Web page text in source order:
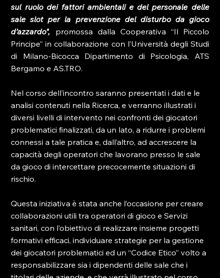
sul ruolo dei fattori ambientali e del personale delle
sale slot per la prevenzione del disturbo da gioco
d’azzardo", promossa dalla Cooperativa “Il Piccolo
Principe” in collaborazione con l’Università degli Studi
di Milano-Bicocca Dipartimento di Psicologia, ATS
Bergamo e AS.TRO.
Nel corso dell’incontro saranno presentati i dati e le
analisi contenuti nella Ricerca, e verranno illustrati i
diversi livelli di intervento nei confronti dei giocatori
problematici finalizzati, da un lato, a ridurre i problemi
connessi a tale pratica e, dall’altro, ad accrescere la
capacità degli operatori che lavorano presso le sale
da gioco di intercettare precocemente situazioni di
rischio.
Questa iniziativa è stata anche l’occasione per creare
collaborazioni utili tra operatori di gioco e Servizi
sanitari, con l’obiettivo di realizzare insieme progetti
formativi efficaci, individuare strategie per la gestione
dei giocatori problematici ed un “Codice Etico” volto a
responsabilizzare sia i dipendenti delle sale che i